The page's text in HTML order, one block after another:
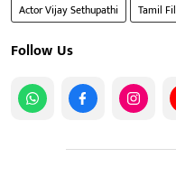
Actor Vijay Sethupathi Tamil
Follow Us